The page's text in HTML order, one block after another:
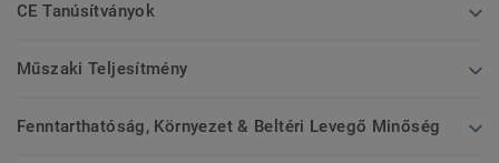
CE Tanúsítványok
Műszaki Teljesítmény
Fenntarthatóság, Környezet & Beltéri Levegő Minőség